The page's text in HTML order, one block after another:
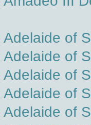
Adelaide of
Adelaide of
Adelaide of
Adelaide of
Adelaide of